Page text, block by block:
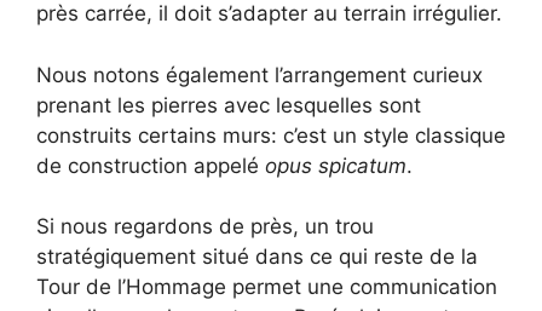
près carrée, il doit s’adapter au terrain irrégulier.
Nous notons également l’arrangement curieux
prenant les pierres avec lesquelles sont
construits certains murs: c’est un style classique
de construction appelé opus spicatum.
Si nous regardons de près, un trou
stratégiquement situé dans ce qui reste de la
Tour de l’Hommage permet une communication